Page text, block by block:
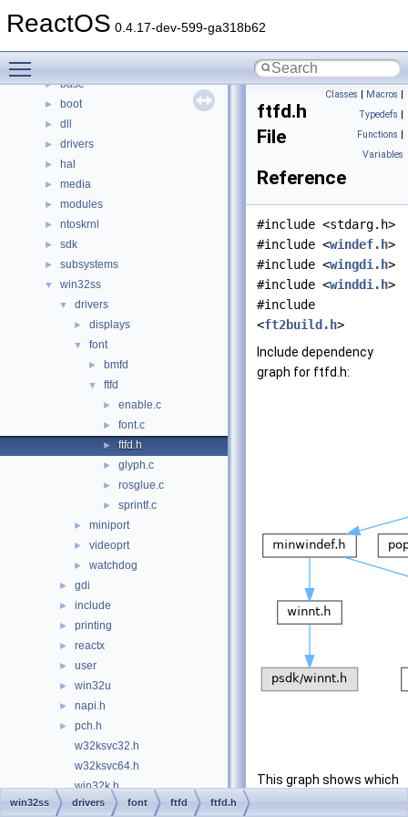
ReactOS 0.4.17-dev-599-ga318b62
► Classes
▼
► base
► boot
► dll
► drivers
► hal
► media
► modules
► ntoskrnl
► sdk
► subsystems
▼ win32ss
▼ drivers
► displays
▼ font
► bmfd
▼ ftfd
► enable.c
► font.c
► ftfd.h
► glyph.c
► rosglue.c
► sprintf.c
► miniport
► videoprt
► watchdog
► gdi
► include
► printing
► reactx
► user
► win32u
► napi.h
►
pch.h
w32ksvc32.h
w32ksvc64.h
win32k.h
► win32kp.h
Classes | Macros |
Typedefs |
Functions |
Variables
ftfd.h
File
Reference
#include <stdarg.h>
#include <windef.h>
#include <wingdi.h>
#include <winddi.h>
#include
<ft2build.h>
Include dependency
graph for ftfd.h:
This graph shows which
win32ss drivers font ftfd ftfd.h